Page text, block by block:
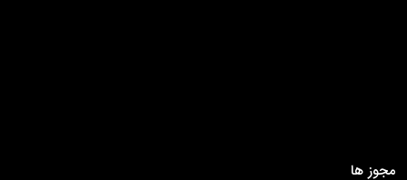
مجوز ها